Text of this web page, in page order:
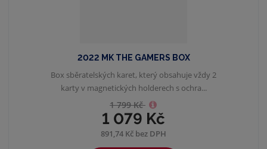
2022 MK THE GAMERS BOX
1 799 Kč
1 079 Kč
891,74 Kč bez DPH
Box sběratelských karet, který obsahuje vždy 2
karty v magnetických holderech s ochra...